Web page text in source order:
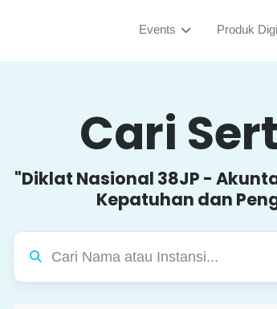
Events Produk
Cari
"Diklat Nasional 38JP -
Kepatuhan dan